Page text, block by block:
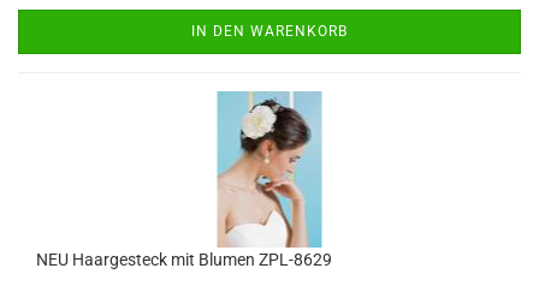
IN DEN WARENKORB
NEU Haargesteck mit Blumen ZPL-8629